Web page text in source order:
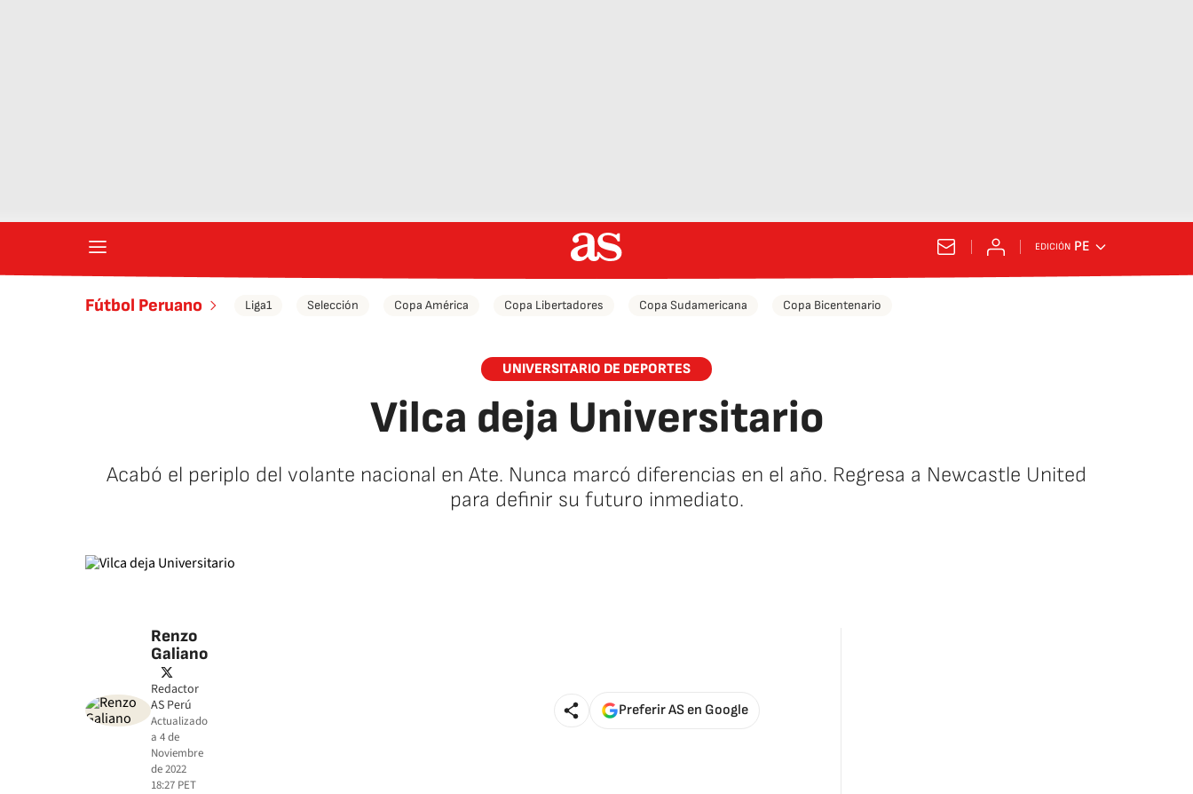
EDICIÓN PE
Fútbol Peruano Liga1 Selección Copa América Copa Libertadores Copa Sudamericana Copa Bicentenario
UNIVERSITARIO DE DEPORTES
Vilca deja Universitario
Acabó el periplo del volante nacional en Ate. Nunca marcó diferencias en el año. Regresa a Newcastle United
para definir su futuro inmediato.
Renzo
Galiano
twitter
Redactor
AS Perú
Actualizado
a 4 de
Noviembre
de 2022
18:27 PET
Preferir AS en Google